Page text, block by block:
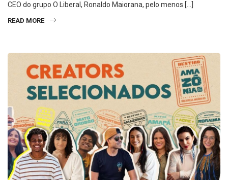
CEO do grupo O Liberal, Ronaldo Maiorana, pelo menos […]
READ MORE